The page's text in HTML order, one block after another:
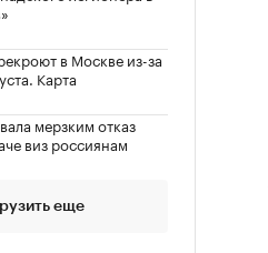
в Москве из-за
Карта
мерзким отказ
виз россиянам
еще